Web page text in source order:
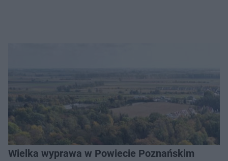
Wielka wyprawa w Powiecie Poznańskim